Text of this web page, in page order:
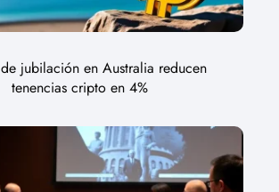
jubilación en Australia reducen
tenencias cripto en 4%